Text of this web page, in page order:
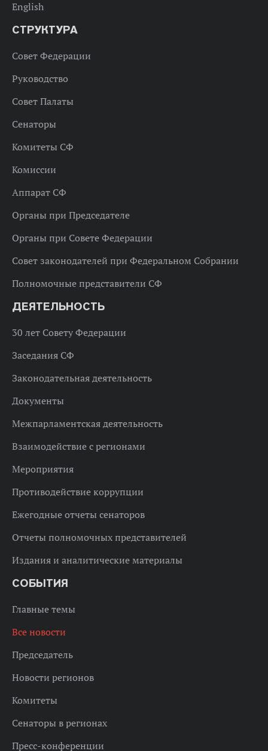
English
СТРУКТУРА
Совет Федерации
Руководство
Совет Палаты
Сенаторы
Комитеты СФ
Комиссии
Аппарат СФ
Органы при Председателе
Органы при Совете Федерации
Совет законодателей при Федеральном Собрании
Полномочные представители СФ
ДЕЯТЕЛЬНОСТЬ
30 лет Совету Федерации
Заседания СФ
Законодательная деятельность
Документы
Межпарламентская деятельность
Взаимодействие с регионами
Мероприятия
Противодействие коррупции
Ежегодные отчеты сенаторов
Отчеты полномочных представителей
Издания и аналитические материалы
СОБЫТИЯ
Главные темы
Все новости
Председатель
Новости регионов
Комитеты
Сенаторы в регионах
Пресс-конференции